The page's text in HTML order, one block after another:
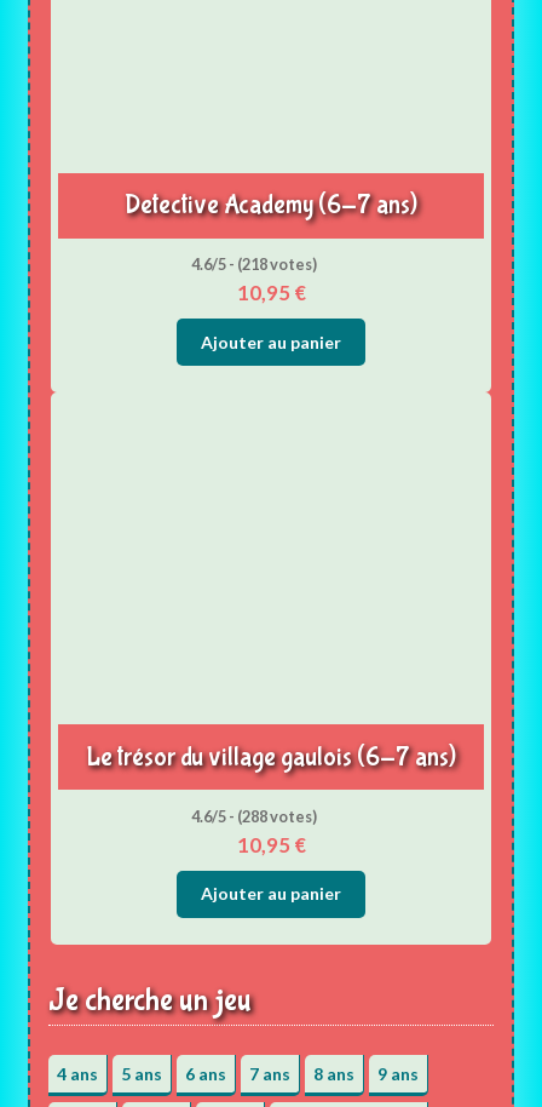
Detective Academy (6-7 ans)
4.6/5 - (218 votes)
10,95 €
Ajouter au panier
Le trésor du village gaulois (6-7 ans)
4.6/5 - (288 votes)
10,95 €
Ajouter au panier
Je cherche un jeu
4 ans 5 ans 6 ans 7 ans 8 ans 9 ans